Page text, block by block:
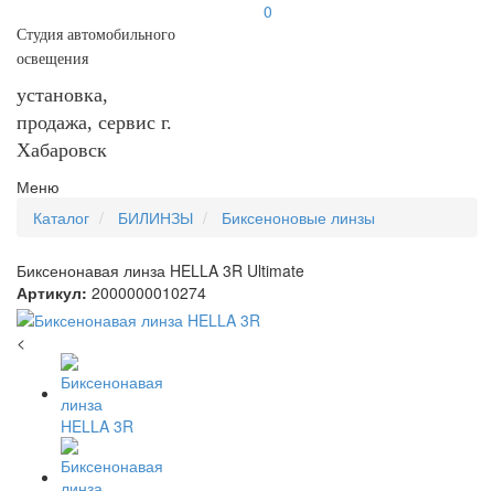
Студия автомобильного
освещения
установка,
продажа, сервис г.
Хабаровск
0
Меню
Каталог
БИЛИНЗЫ Биксеноновые линзы
Биксенонавая линза HELLA 3R Ultimate
Артикул: 2000000010274
<